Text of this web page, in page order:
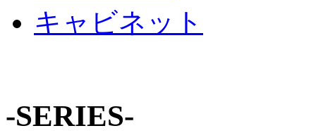
キャビネット
-SERIES-